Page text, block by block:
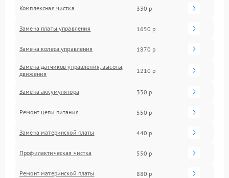
Комплексная чистка 330 р
Замена платы управления 1650 р
Замена колеса управления 1870 р
Замена датчиков управления, высоты,
движения
1210 р
Замена аккумулятора 330 р
Ремонт цепи питания 550 р
Замена материнской платы 440 р
Профилактическая чистка 550 р
Ремонт материнской платы 880 р